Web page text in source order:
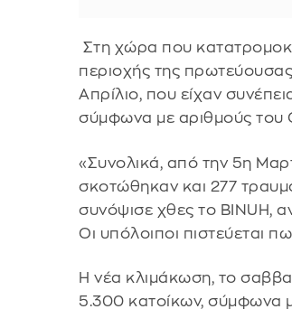
Στη χώρα που
περιοχής της
Απρίλιο, που είχαν
σύμφωνα με αριθμούς του
«Συνολικά, από την 5η
σκοτώθηκαν και 277
συνόψισε χθες το BINUH,
Οι υπόλοιποι πιστεύεται
Η νέα κλιμάκωση, το
5.300 κατοίκων, σύμφωνα